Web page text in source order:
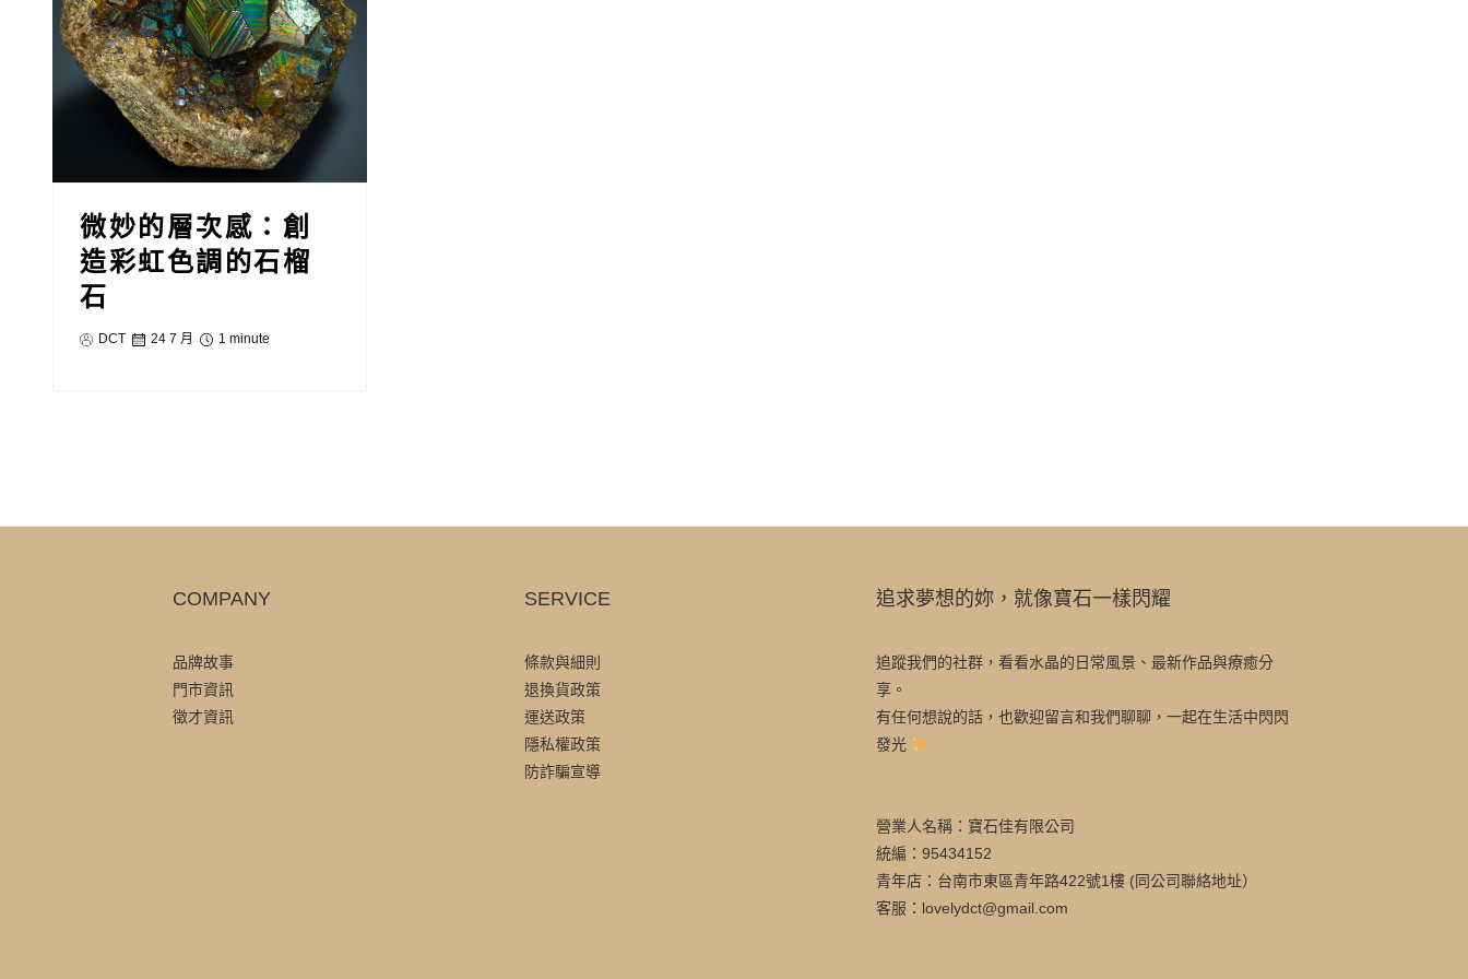
微妙的層次感：創
造彩虹色調的石榴
石
DCT 24 7 月 1 minute
COMPANY
品牌故事
門市資訊
徵才資訊
SERVICE
條款與細則
退換貨政策
運送政策
隱私權政策
防詐騙宣導
追求夢想的妳，就像寶石一樣閃耀
追蹤我們的社群，看看水晶的日常風景、最新作品與療癒分
享。
有任何想說的話，也歡迎留言和我們聊聊，一起在生活中閃閃
發光
營業人名稱：寶石佳有限公司
統編：95434152
青年店：台南市東區青年路422號1樓 (同公司聯絡地址）
客服：lovelydct@gmail.com